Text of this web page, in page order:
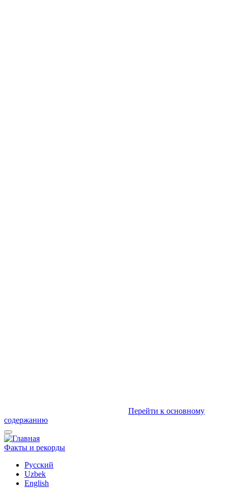
Перейти к основному
содержанию
Факты и рекорды
Русский
Uzbek
English